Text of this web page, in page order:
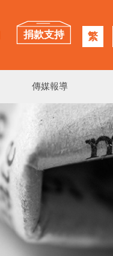
捐款支持 繁
傳媒報導